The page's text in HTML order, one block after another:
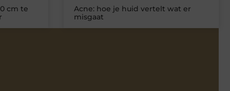
cm te
Acne: hoe je huid vertelt wat er
misgaat